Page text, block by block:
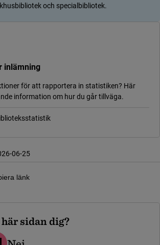
och specialbibliotek.
inlämning
för att rapportera in statistiken? Här
information om hur du går tillväga.
06-25
länk
sidan dig?